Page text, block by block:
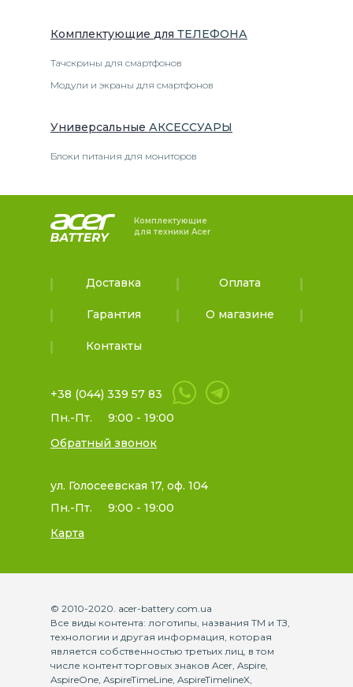
Комплектующие для ТЕЛЕФОНА
Тачскрины для смартфонов
Модули и экраны для смартфонов
Универсальные АКСЕССУАРЫ
Блоки питания для мониторов
Комплектующие
для техники Acer
Доставка Оплата
Гарантия О магазине
Контакты
+38 (044) 339 57 83
Пн.-Пт.
9:00 - 19:00
Обратный звонок
ул. Голосеевская 17, оф. 104
Пн.-Пт.
9:00 - 19:00
Карта
© 2010-2020. acer-battery.com.ua
Все виды контента: логотипы, названия ТМ и ТЗ,
технологии и другая информация, которая
является собственностью третьих лиц, в том
числе контент торговых знаков Acer, Aspire,
AspireOne, AspireTimeLine, AspireTimelineX,